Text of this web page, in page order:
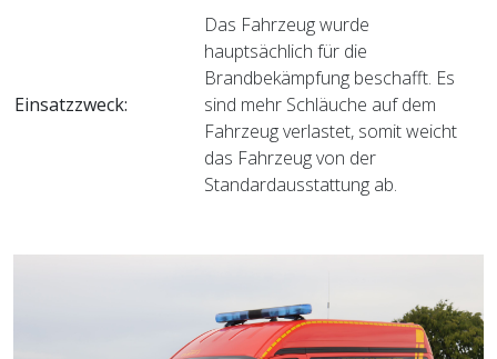
Einsatzzweck:
Das Fahrzeug wurde
hauptsächlich für die
Brandbekämpfung beschafft. Es
sind mehr Schläuche auf dem
Fahrzeug verlastet, somit weicht
das Fahrzeug von der
Standardausstattung ab.